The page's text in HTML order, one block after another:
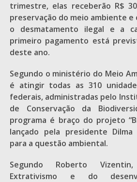
trimestre, elas receberão R$
preservação do meio ambiente e
o desmatamento ilegal e a
primeiro pagamento está
deste ano.
Segundo o ministério do Meio
é atingir todas as 310
federais, administradas pelo
de Conservação da
programa é braço do projeto
lançado pela presidente Dilma
para a questão ambiental.
Segundo Roberto
Extrativismo e do